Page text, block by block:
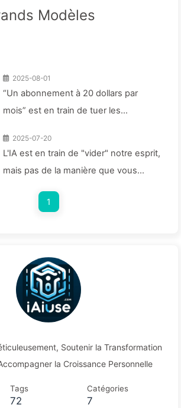
Modèles
2025-08-01
“Un abonnement à 20 dollars par
mois” est en train de tuer les
des Tokens est une illusion, la vraie
2025-07-20
L'IA est en train de "vider" notre esprit,
mais pas de la manière que vous
1
Soutenir la Transformation
la Croissance Personnelle
Tags
72
Catégories
7